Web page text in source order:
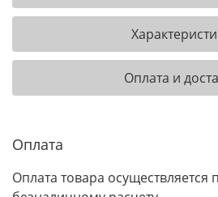
Оплата и
Оплата
Оплата товара